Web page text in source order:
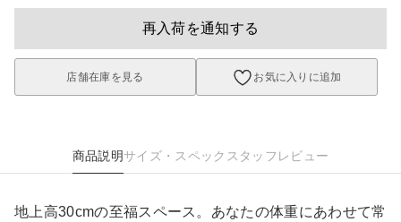
再入荷を通知する
店舗在庫を見る お気に入りに追加
商品説明サイズ・スペック スタッフレビュー
地上高30cmの至福スペース。あなたの体重にあわせて常